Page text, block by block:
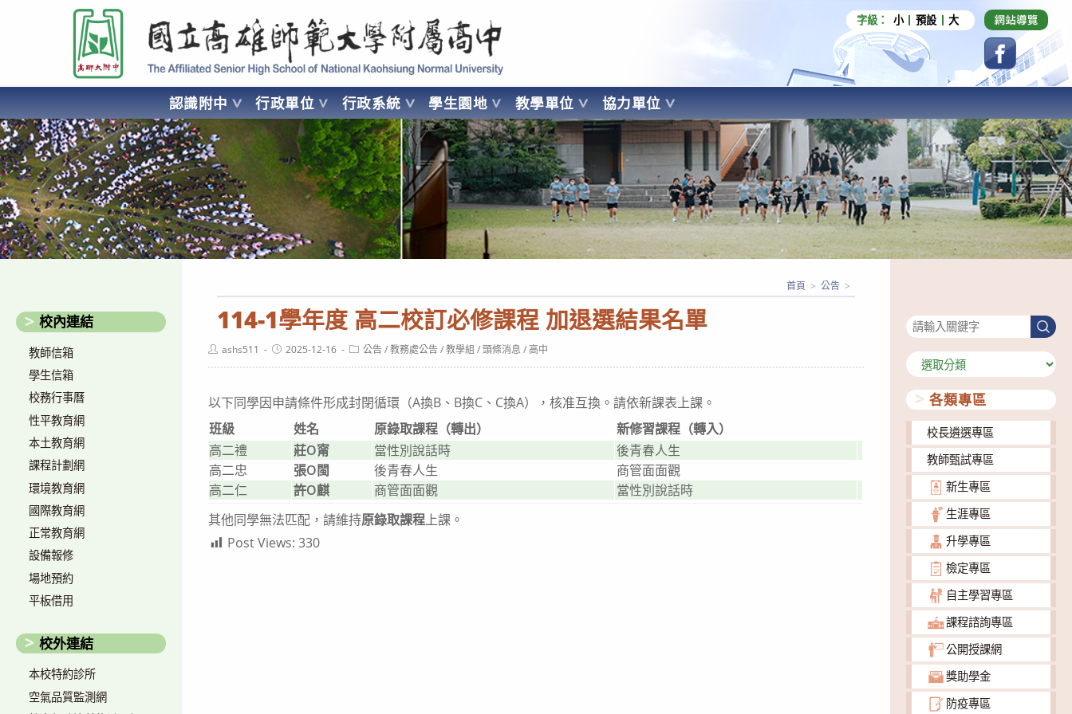
要
容
國立高雄師範大學附屬高級中學 Affiliated Senior High School of National Kaohsiung Normal University
字級： 小 預設 大
認識附中 行政單位 行政系統 學生園地 教學單位 協力單位
AFFILIATED SENIOR HIGH SCHOOL OF NATIONAL KAOHSIUNG NORMAL UNIVERSITY
114-1學年度 高二校訂必修課程 加退選結果名單
首頁 > 公告 >
Postashs511
Post2025-12-16
Post公告 / 教務處公告 / 教學組 / 頭條消息 / 高中
以下同學因申請條件形成封閉循環（A換B、B換C、C換A），核准互換。請依新課表上課。
班級
姓名 原錄取課程（轉出）
新修習課程（轉入）
高二禮
莊O甯 當性別說話時
後青春人生
高二忠
張O閩 後青春人生
商管面面觀
高二仁
許O麒 商管面面觀
當性別說話時
其他同學無法匹配，請維持原錄取課程上課。
Post Views: 330
校內連結
教師信箱
學生信箱
校務行事曆
性平教育網
本土教育網
課程計劃網
環境教育網
國際教育網
正常教育網
設備報修
場地預約
平板借用
校外連結
本校特約診所
空氣品質監測網
搜
尋
分
類
各類專區
校長遴選專區
教師甄試專區
新生專區
生涯專區
升學專區
檢定專區
自主學習專區
課程諮詢專區
公開授課網
獎助學金
防疫專區